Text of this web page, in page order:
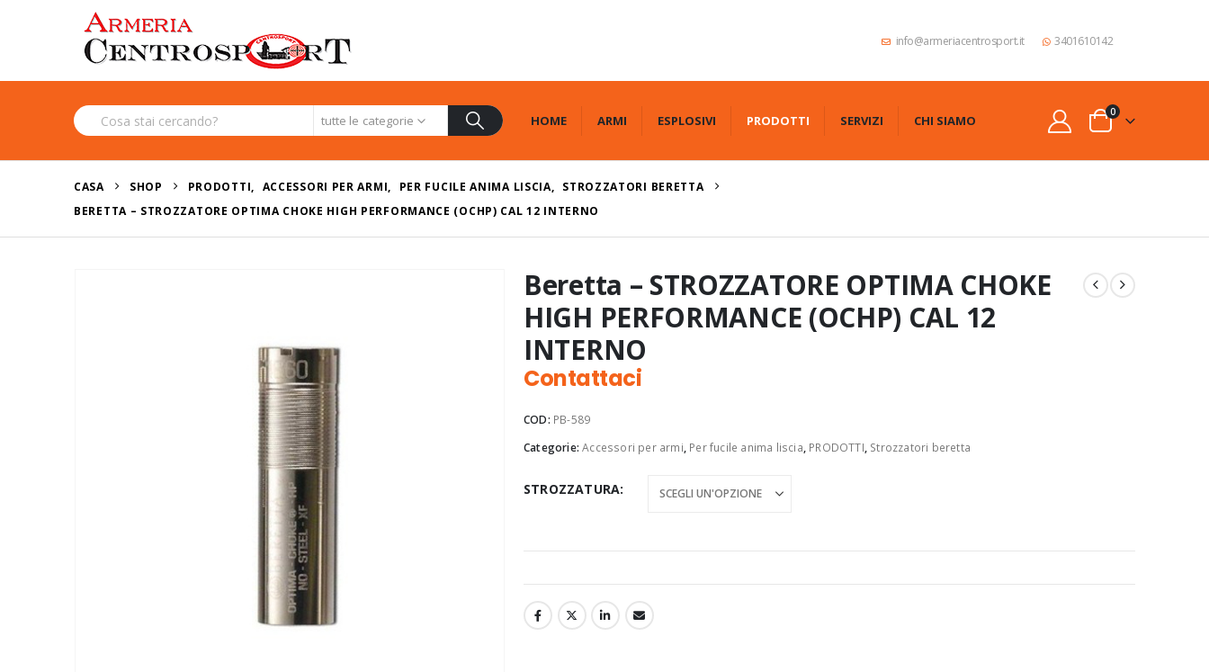
info@armeriacentrosport.it 3401610142
tutte le categorie HOME ARMI ESPLOSIVI PRODOTTI SERVIZI CHI SIAMO
0
CASA SHOP PRODOTTI, ACCESSORI PER ARMI, PER FUCILE ANIMA LISCIA, STROZZATORI BERETTA
BERETTA – STROZZATORE OPTIMA CHOKE HIGH PERFORMANCE (OCHP) CAL 12 INTERNO
Beretta – STROZZATORE OPTIMA CHOKE
HIGH PERFORMANCE (OCHP) CAL 12
INTERNO
Contattaci
COD: PB-589
Categorie:Accessori per armi, Per fucile anima liscia, PRODOTTI, Strozzatori beretta
STROZZATURA